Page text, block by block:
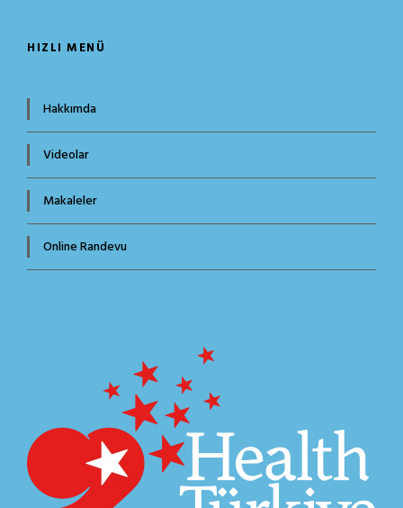
HIZLI MENÜ
Hakkımda
Videolar
Makaleler
Online Randevu